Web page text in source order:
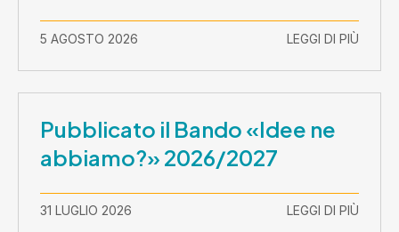
5 AGOSTO 2026 LEGGI DI PIÙ
Pubblicato il Bando «Idee ne
abbiamo?» 2026/2027
31 LUGLIO 2026 LEGGI DI PIÙ